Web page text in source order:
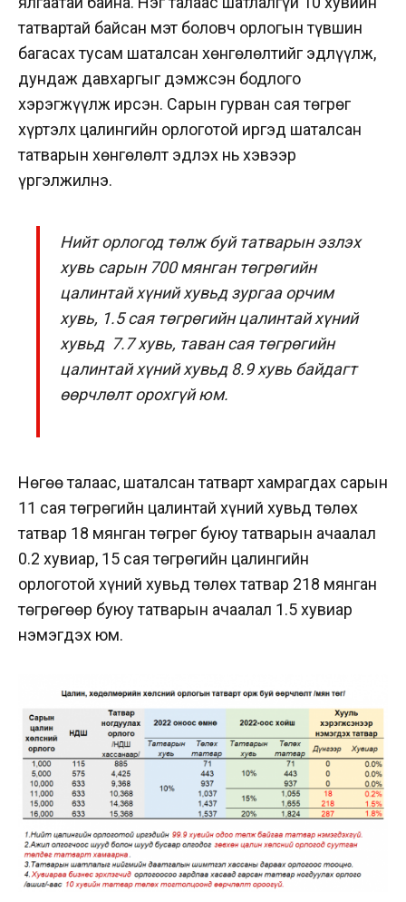
татвартай байсан мэт боловч орлогын түвшин
багасах тусам шаталсан хөнгөлөлтийг эдлүүлж,
дундаж давхаргыг дэмжсэн бодлого
хэрэгжүүлж ирсэн. Сарын гурван сая төгрөг
хүртэлх цалингийн орлоготой иргэд шаталсан
татварын хөнгөлөлт эдлэх нь хэвээр
үргэлжилнэ.
Нийт орлогод төлж буй татварын эзлэх
хувь сарын 700 мянган төгрөгийн
цалинтай хүний хувьд зургаа орчим
хувь, 1.5 сая төгрөгийн цалинтай хүний
хувьд 7.7 хувь, таван сая төгрөгийн
цалинтай хүний хувьд 8.9 хувь байдагт
өөрчлөлт орохгүй юм.
Нөгөө талаас, шаталсан татварт хамрагдах сарын
11 сая төгрөгийн цалинтай хүний хувьд төлөх
татвар 18 мянган төгрөг буюу татварын ачаалал
0.2 хувиар, 15 сая төгрөгийн цалингийн
орлоготой хүний хувьд төлөх татвар 218 мянган
төгрөгөөр буюу татварын ачаалал 1.5 хувиар
нэмэгдэх юм.